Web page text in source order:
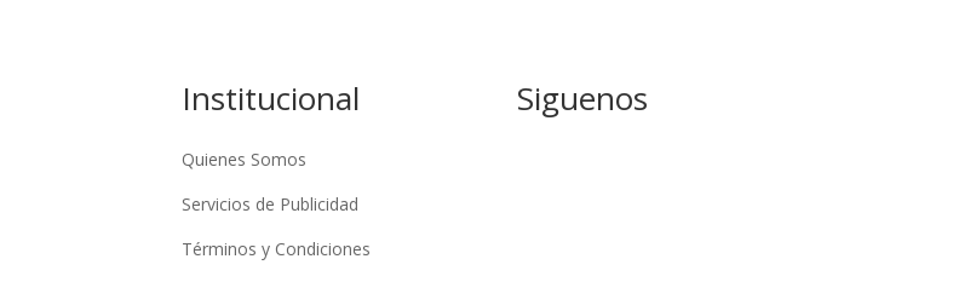
Institucional
Quienes Somos
Servicios de Publicidad
Términos y Condiciones
Siguenos